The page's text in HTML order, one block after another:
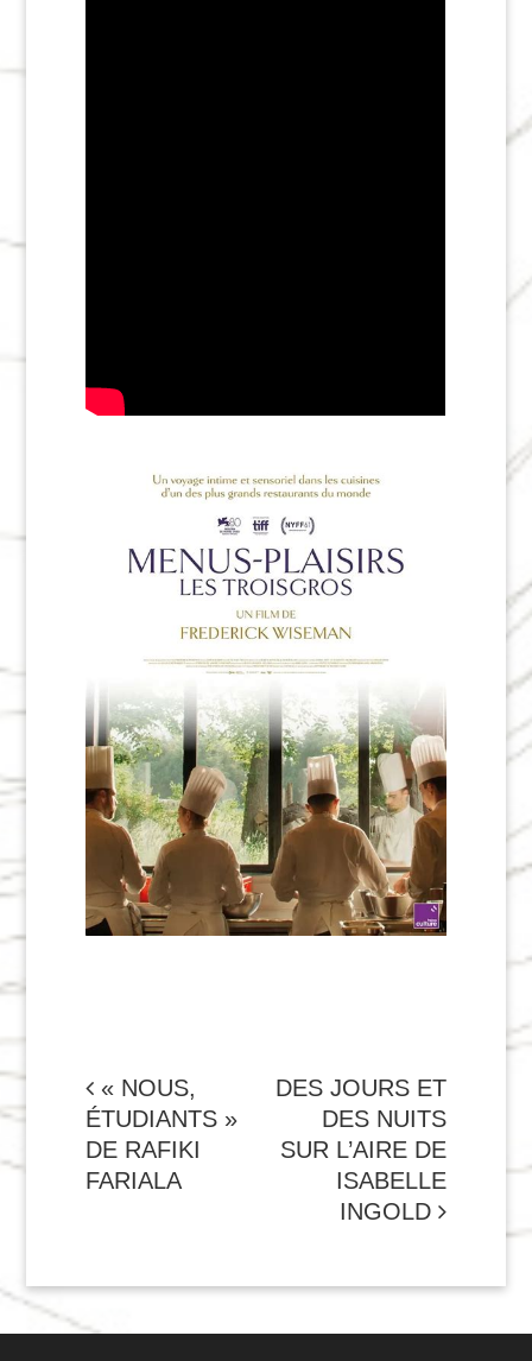
NAVIGATION
DE
L'ARTICLE
« NOUS,
ÉTUDIANTS »
DE RAFIKI
FARIALA
DES JOURS ET
DES NUITS
SUR L’AIRE DE
ISABELLE
INGOLD